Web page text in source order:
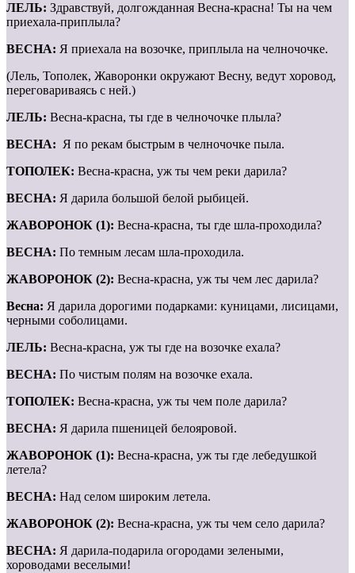
ЛЕЛЬ: Здравствуй, долгожданная Весна-красна! Ты на чем
приехала-приплыла?
ВЕСНА: Я приехала на возочке, приплыла на челночочке.
(Лель, Тополек, Жаворонки окружают Весну, ведут хоровод,
переговариваясь с ней.)
ЛЕЛЬ: Весна-красна, ты где в челночочке плыла?
ВЕСНА: Я по рекам быстрым в челночочке пыла.
ТОПОЛЕК: Весна-красна, уж ты чем реки дарила?
ВЕСНА: Я дарила большой белой рыбицей.
ЖАВОРОНОК (1): Весна-красна, ты где шла-проходила?
ВЕСНА: По темным лесам шла-проходила.
ЖАВОРОНОК (2): Весна-красна, уж ты чем лес дарила?
Весна: Я дарила дорогими подарками: куницами, лисицами,
черными соболицами.
ЛЕЛЬ: Весна-красна, уж ты где на возочке ехала?
ВЕСНА: По чистым полям на возочке ехала.
ТОПОЛЕК: Весна-красна, уж ты чем поле дарила?
ВЕСНА: Я дарила пшеницей белояровой.
ЖАВОРОНОК (1): Весна-красна, уж ты где лебедушкой
летела?
ВЕСНА: Над селом широким летела.
ЖАВОРОНОК (2): Весна-красна, уж ты чем село дарила?
ВЕСНА: Я дарила-подарила огородами зелеными,
хороводами веселыми!